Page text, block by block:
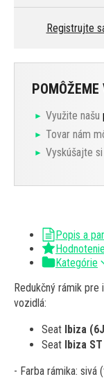
Registrujte
Využite našu
Tovar nám
Vyskúšajte
Popis a
Hodnotenie
Kategórie
Redukčný rámik pre
vozidlá:
Seat Ibiza
Seat Ibiza
- Farba rámika: sivá